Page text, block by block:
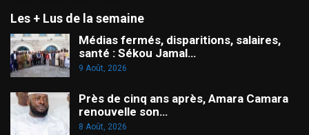
Les + Lus de la semaine
Médias fermés, disparitions, salaires,
santé : Sékou Jamal…
9 Août, 2026
Près de cinq ans après, Amara Camara
renouvelle son…
8 Août, 2026